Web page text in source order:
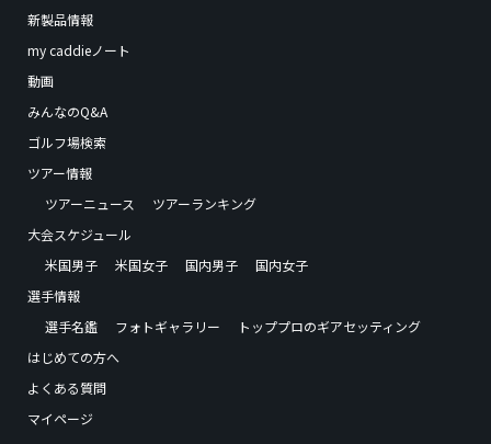
新製品情報
my caddieノート
動画
みんなのQ&A
ゴルフ場検索
ツアー情報
ツアーニュース
ツアーランキング
大会スケジュール
米国男子
米国女子 国内男子
国内女子
選手情報
選手名鑑
フォトギャラリー
トッププロのギアセッティング
はじめての方へ
よくある質問
マイページ